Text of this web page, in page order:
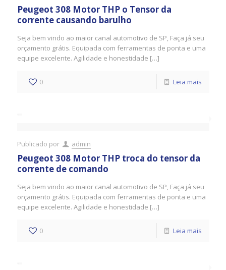
Peugeot 308 Motor THP o Tensor da
corrente causando barulho
Seja bem vindo ao maior canal automotivo de SP, Faça já seu
orçamento grátis. Equipada com ferramentas de ponta e uma
equipe excelente. Agilidade e honestidade […]
0 Leia mais
Publicado por admin
Peugeot 308 Motor THP troca do tensor da
corrente de comando
Seja bem vindo ao maior canal automotivo de SP, Faça já seu
orçamento grátis. Equipada com ferramentas de ponta e uma
equipe excelente. Agilidade e honestidade […]
0 Leia mais